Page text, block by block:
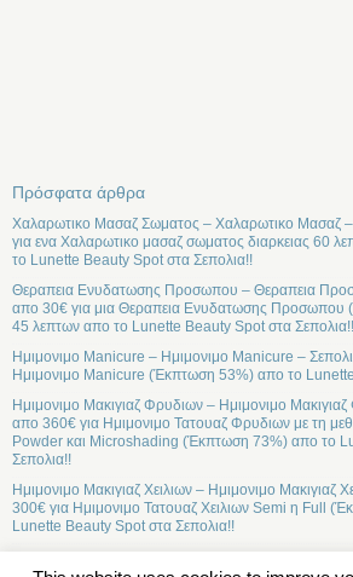
Πρόσφατα άρθρα
Χαλαρωτικο Μασαζ Σωματος – Χαλαρωτικο Μασαζ
για ενα Χαλαρωτικο μασαζ σωματος διαρκειας 60
το Lunette Beauty Spot στα Σεπολια!!
Θεραπεια Ενυδατωσης Προσωπου – Θεραπεια
απο 30€ για μια Θεραπεια Ενυδατωσης Προσωπου
45 λεπτων απο το Lunette Beauty Spot στα Σεπολια!!
Ημιμονιμο Manicure – Ημιμονιμο Manicure –
Ημιμονιμο Manicure (Έκπτωση 53%) απο το
Ημιμονιμο Μακιγιαζ Φρυδιων – Ημιμονιμο
απο 360€ για Ημιμονιμο Τατουαζ Φρυδιων με τη
Powder και Microshading (Έκπτωση 73%) απο το
Σεπολια!!
Ημιμονιμο Μακιγιαζ Χειλιων – Ημιμονιμο Μακιγιαζ
300€ για Ημιμονιμο Τατουαζ Χειλιων Semi η Full
Lunette Beauty Spot στα Σεπολια!!